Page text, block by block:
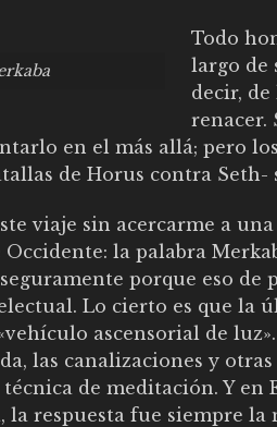
Todo
largo de
decir,
renacer.
en el más allá; pero
de Horus contra Seth-
viaje sin acercarme a
la palabra
porque eso de
Lo cierto es que la
ascensorial de
las canalizaciones y
de meditación. Y en
la respuesta fue siempre la